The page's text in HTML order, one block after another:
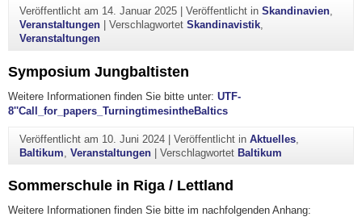
Veröffentlicht am 14. Januar 2025| Veröffentlicht in Skandinavien,
Veranstaltungen| Verschlagwortet Skandinavistik,
Veranstaltungen
Symposium Jungbaltisten
Weitere Informationen finden Sie bitte unter: UTF-
8''Call_for_papers_TurningtimesintheBaltics
Veröffentlicht am 10. Juni 2024| Veröffentlicht in Aktuelles,
Baltikum, Veranstaltungen| Verschlagwortet Baltikum
Sommerschule in Riga / Lettland
Weitere Informationen finden Sie bitte im nachfolgenden Anhang: